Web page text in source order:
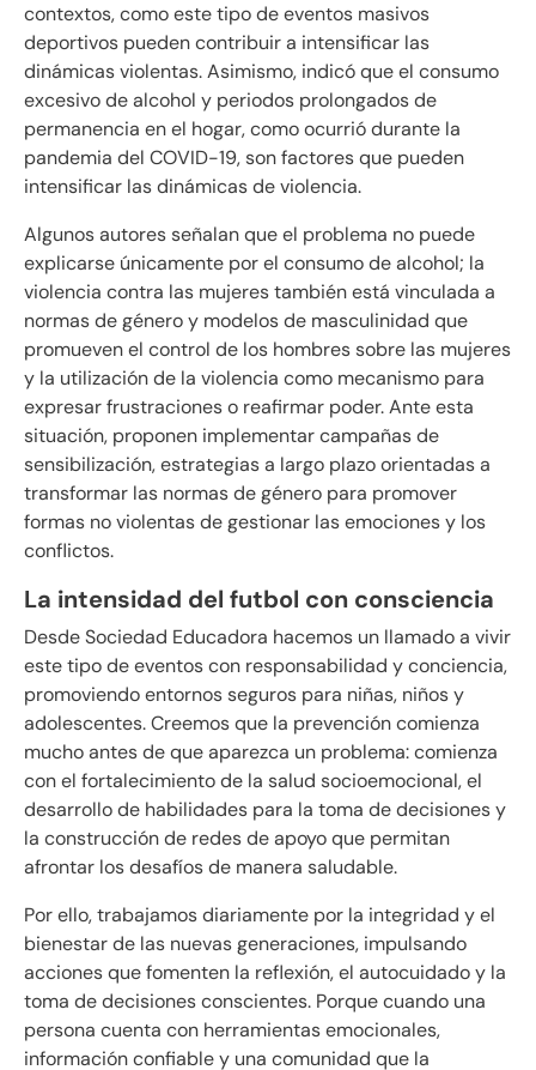
contextos, como este tipo de eventos masivos
deportivos pueden contribuir a intensificar las
dinámicas violentas.Asimismo, indicó que el consumo
excesivo de alcohol y periodos prolongados de
permanencia en el hogar, como ocurrió durante la
pandemia del COVID-19, son factores que pueden
intensificar las dinámicas de violencia.
Algunos autores señalan que el problema no puede
explicarse únicamente por el consumo de alcohol; la
violencia contra las mujeres también está vinculada a
normas de género y modelos de masculinidad que
promueven el control de los hombres sobre las mujeres
y la utilización de la violencia como mecanismo para
expresar frustraciones o reafirmar poder. Ante esta
situación, proponen implementar campañas de
sensibilización, estrategias a largo plazo orientadas a
transformar las normas de género para promover
formas no violentas de gestionar las emociones y los
conflictos.
La intensidad del futbol con consciencia
Desde Sociedad Educadora hacemos un llamado a vivir
este tipo de eventos con responsabilidad y conciencia,
promoviendo entornos seguros para niñas, niños y
adolescentes. Creemos que la prevención comienza
mucho antes de que aparezca un problema: comienza
con el fortalecimiento de la salud socioemocional, el
desarrollo de habilidades para la toma de decisiones y
la construcción de redes de apoyo que permitan
afrontar los desafíos de manera saludable.
Por ello, trabajamos diariamente por la integridad y el
bienestar de las nuevas generaciones, impulsando
acciones que fomenten la reflexión, el autocuidado y la
toma de decisiones conscientes. Porque cuando una
persona cuenta con herramientas emocionales,
información confiable y una comunidad que la